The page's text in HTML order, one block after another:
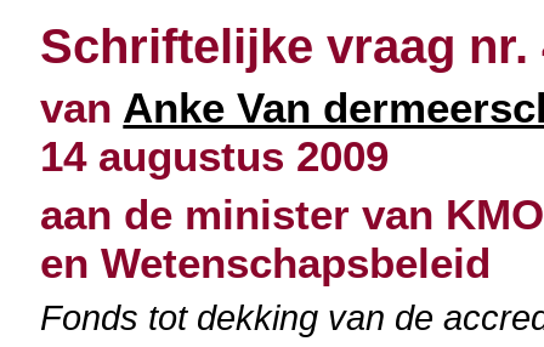
Schriftelijke vraag nr.
van Anke Van
14 augustus 2009
aan de minister van
en Wetenschapsbeleid
Fonds tot dekking van de